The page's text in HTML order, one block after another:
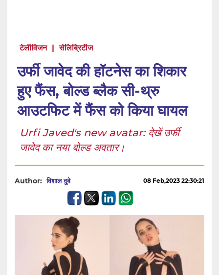
टेलीविजन | सेलिब्रिटीज
उर्फी जावेद की हॉटनेस का शिकार
हुए फैंस, बोल्ड ब्लैक सी-थ्रु
आउटफिट में फैंस को किया घायल
Urfi Javed's new avatar: देखें उर्फी
जावेद का नया बोल्ड अवतार।
Author: विशाल दुबे 08 Feb,2023 22:30:21